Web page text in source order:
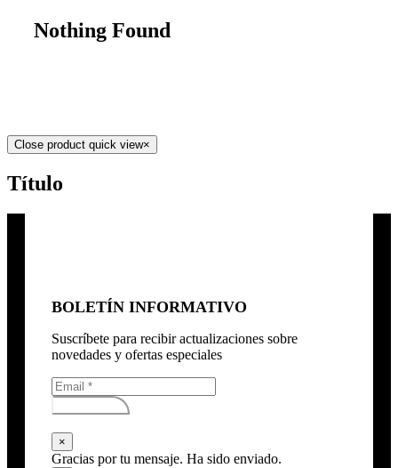
Nothing Found
Close product quick view×
Título
BOLETÍN INFORMATIVO
Suscríbete para recibir actualizaciones sobre
novedades y ofertas especiales
Subscribirse
×
Gracias por tu mensaje. Ha sido enviado.